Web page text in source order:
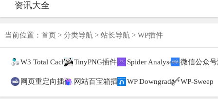
资讯大全
当前位置： 首页 > 分类导航 > 站长导航 > WP插件
W3 Total Cache TinyPNG插件 Spider Analyser 微信公众
网页重定向插件 网站百宝箱插件 WP Downgrade WP-Sweep